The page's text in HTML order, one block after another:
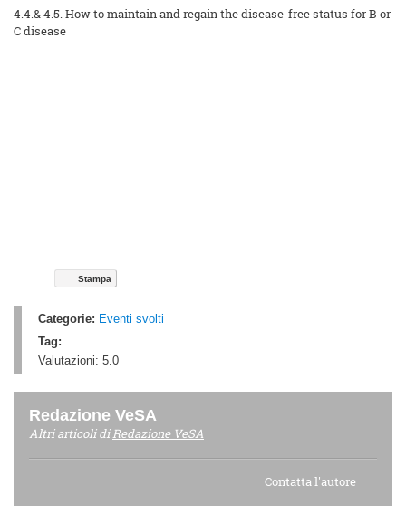
4.4.& 4.5. How to maintain and regain the disease-free status for B or
C disease
Stampa
Categorie: Eventi svolti
Tag:
Valutazioni: 5.0
Redazione VeSA
Altri articoli diRedazione VeSA
Contatta l'autore